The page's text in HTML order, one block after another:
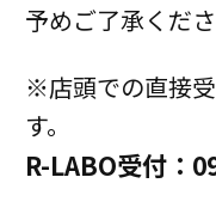
予めご了承くださ
※店頭での直接
す。
R-LABO受付：